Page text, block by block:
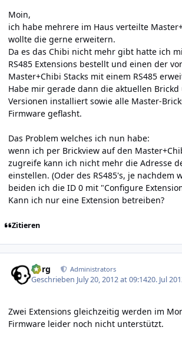
Moin,
ich habe mehrere im Haus verteilte
wollte die gerne erweitern.
Da es das Chibi nicht mehr gibt hatte ich
RS485 Extensions bestellt und einen der
Master+Chibi Stacks mit einem RS485
Habe mir gerade dann die aktuellen Brickd
Versionen installiert sowie alle Master-
Firmware geflasht.
Das Problem welches ich nun habe:
wenn ich per Brickview auf den
zugreife kann ich nicht mehr die Adresse
einstellen. (Oder des RS485's, je nachdem
beiden ich die ID 0 mit "Configure
Kann ich nur eine Extension betreiben?
Zitieren
borg Administrators
Geschrieben July 20, 2012 at 09:1420. Jul
Zwei Extensions gleichzeitig werden im
Firmware leider noch nicht unterstützt.